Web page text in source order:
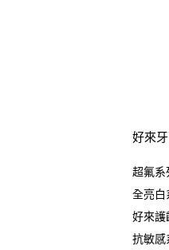
好來
超氟系
全亮白
好來護
抗敏感